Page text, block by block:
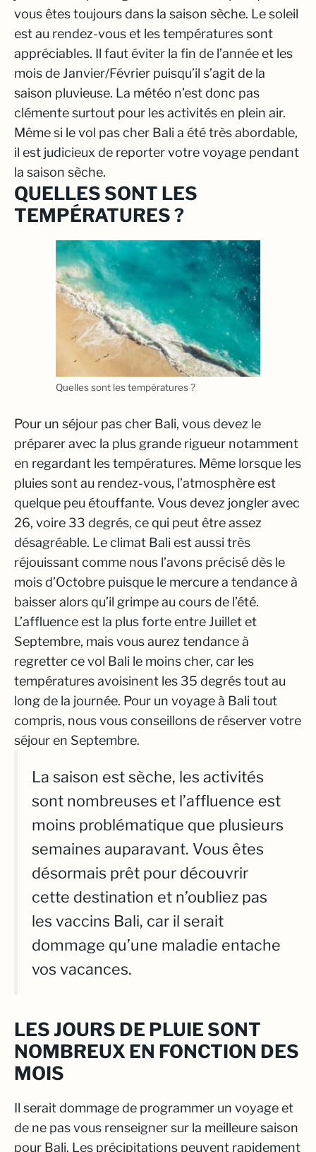
vous êtes toujours dans la saison sèche. Le soleil
est au rendez-vous et les températures sont
appréciables. Il faut éviter la fin de l’année et les
mois de Janvier/Février puisqu’il s’agit de la
saison pluvieuse. La météo n’est donc pas
clémente surtout pour les activités en plein air.
Même si le vol pas cher Bali a été très abordable,
il est judicieux de reporter votre voyage pendant
la saison sèche.
QUELLES SONT LES
TEMPÉRATURES ?
Quelles sont les températures ?
Pour un séjour pas cher Bali, vous devez le
préparer avec la plus grande rigueur notamment
en regardant les températures. Même lorsque les
pluies sont au rendez-vous, l’atmosphère est
quelque peu étouffante. Vous devez jongler avec
26, voire 33 degrés, ce qui peut être assez
désagréable. Le climat Bali est aussi très
réjouissant comme nous l’avons précisé dès le
mois d’Octobre puisque le mercure a tendance à
baisser alors qu’il grimpe au cours de l’été.
L’affluence est la plus forte entre Juillet et
Septembre, mais vous aurez tendance à
regretter ce vol Bali le moins cher, car les
températures avoisinent les 35 degrés tout au
long de la journée. Pour un voyage à Bali tout
compris, nous vous conseillons de réserver votre
séjour en Septembre.
La saison est sèche, les activités
sont nombreuses et l’affluence est
moins problématique que plusieurs
semaines auparavant. Vous êtes
désormais prêt pour découvrir
cette destination et n’oubliez pas
les vaccins Bali, car il serait
dommage qu’une maladie entache
vos vacances.
LES JOURS DE PLUIE SONT
NOMBREUX EN FONCTION DES
MOIS
Il serait dommage de programmer un voyage et
de ne pas vous renseigner sur la meilleure saison
pour Bali. Les précipitations peuvent rapidement